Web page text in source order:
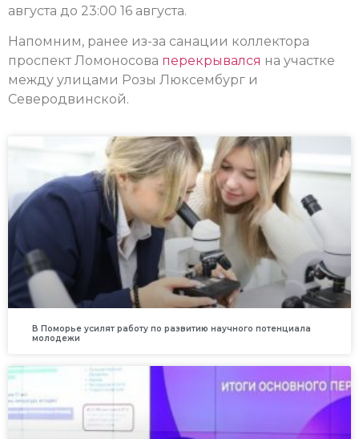
августа до 23:00 16 августа.
Напомним, ранее из-за санации коллектора
проспект Ломоносова перекрывался на участке
между улицами Розы Люксембург и
Северодвинской.
В Поморье усилят работу по развитию научного потенциала
молодежи